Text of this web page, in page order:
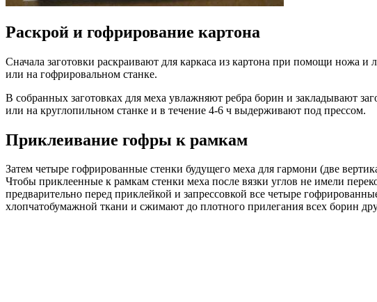
Раскрой и гофрирование картона
Сначала заготовки раскраивают для каркаса из картона при помощи
или на гофрировальном станке.
В собранных заготовках для меха увлажняют ребра борин и закладывают
или на круглопильном станке и в течение 4-6 ч выдерживают под прессом.
Приклеивание гофры к рамкам
Затем четыре гофрированные стенки будущего меха для гармони (две
Чтобы приклеенные к рамкам стенки меха после вязки углов не имели
предварительно перед приклейкой и запрессовкой все четыре
хлопчатобумажной ткани и сжимают до плотного прилегания всех борин